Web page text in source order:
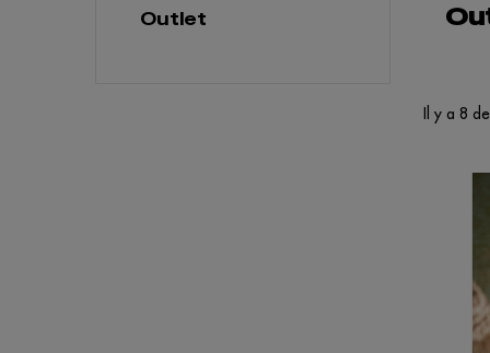
Outlet
Il y a 8